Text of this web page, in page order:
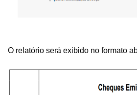
O relatório será exibido no formato